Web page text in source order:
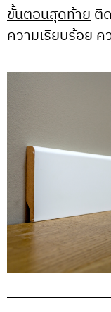
ขั้นตอนสุดท้ายติ
ความเรียบร้อย